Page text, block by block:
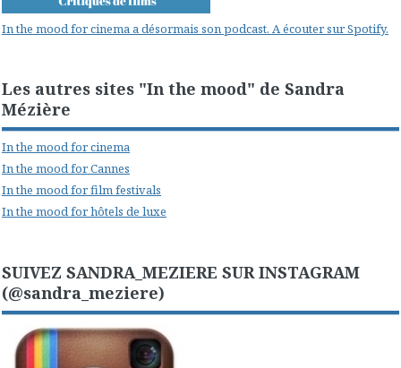
In the mood for cinema a désormais son podcast. A écouter sur Spotify.
Les autres sites "In the mood" de Sandra
Mézière
In the mood for cinema
In the mood for Cannes
In the mood for film festivals
In the mood for hôtels de luxe
SUIVEZ SANDRA_MEZIERE SUR INSTAGRAM
(@sandra_meziere)